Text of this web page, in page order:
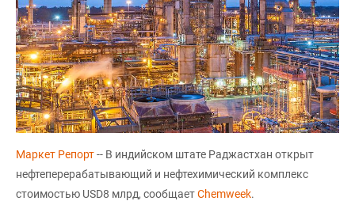
Маркет Репорт-- В индийском штате Раджастхан открыт
нефтеперерабатывающий и нефтехимический комплекс
стоимостью USD8 млрд, сообщаетChemweek.